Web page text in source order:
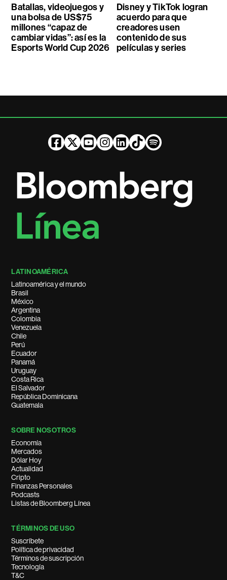
Batallas, videojuegos y
una bolsa de US$75
millones “capaz de
cambiar vidas”: así es la
Esports World Cup 2026
Disney y TikTok logran
acuerdo para que
creadores usen
contenido de sus
películas y series
LATINOAMÉRICA
Latinoamérica y el mundo
Brasil
México
Argentina
Colombia
Venezuela
Chile
Perú
Ecuador
Panamá
Uruguay
Costa Rica
El Salvador
República Dominicana
Guatemala
SOBRE NOSOTROS
Economía
Mercados
Dólar Hoy
Actualidad
Cripto
Finanzas Personales
Podcasts
Listas de Bloomberg Línea
TÉRMINOS DE USO
Suscríbete
Política de privacidad
Términos de suscripción
Tecnología
T&C